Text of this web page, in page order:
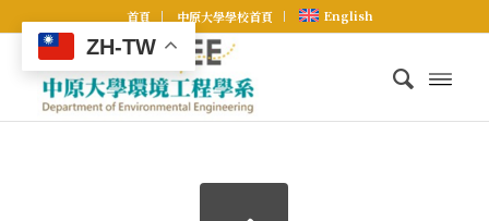
首頁 中原大學學校首頁 English
ZH-TW